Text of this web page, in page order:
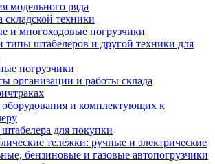
модельного ряда
складской техники
и многоходовые погрузчики
штабелеров и другой техники для
погрузчики
организации и работы склада
и комплектующих к
для покупки
тележки: ручные и электрические
бензиновые и газовые автопогрузчики